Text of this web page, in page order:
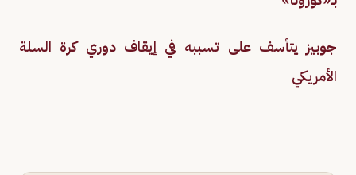
جوبيز يتأسف على تسببه في إيقاف دوري كرة السلة
الأمريكي